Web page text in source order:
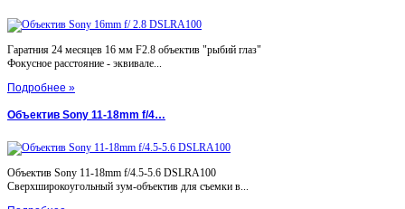
Гаратния 24 месяцев 16 мм F2.8 объектив "рыбий глаз"
Фокусное расстояние - эквивале...
Подробнее »
Объектив Sony 11-18mm f/4…
Объектив Sony 11-18mm f/4.5-5.6 DSLRA100
Сверхширокоугольный зум-объектив для съемки в...